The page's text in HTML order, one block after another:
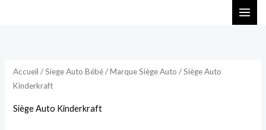
Accueil /Siege Auto Bébé/Marque Siège Auto / Siège Auto
Kinderkraft
Siège Auto Kinderkraft